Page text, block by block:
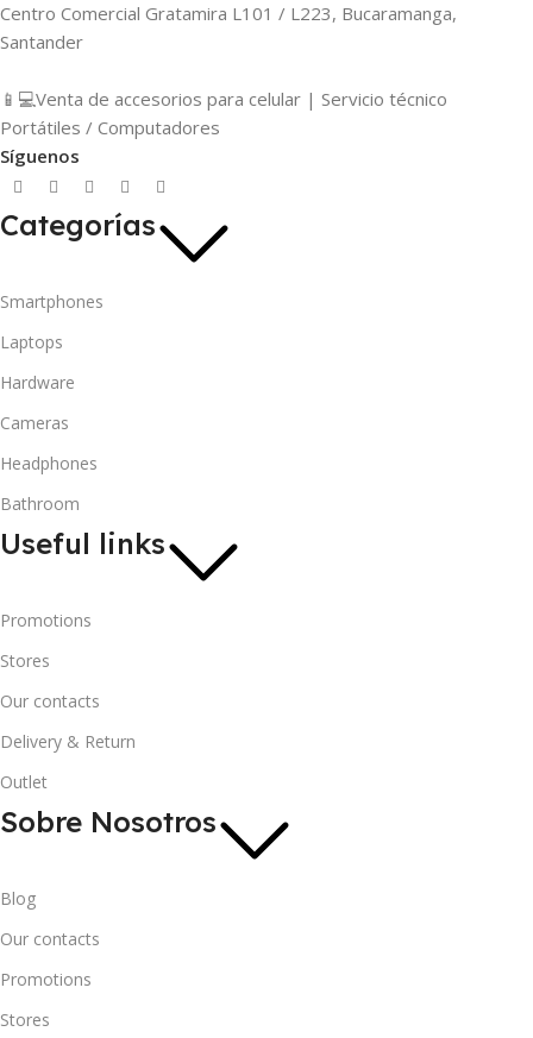
Centro Comercial Gratamira L101 / L223, Bucaramanga,
Santander
📱💻Venta de accesorios para celular | Servicio técnico
Portátiles / Computadores
Síguenos
Categorías
Smartphones
Laptops
Hardware
Cameras
Headphones
Bathroom
Useful links
Promotions
Stores
Our contacts
Delivery & Return
Outlet
Sobre Nosotros
Blog
Our contacts
Promotions
Stores